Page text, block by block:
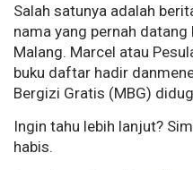
Salah satunya adalah
nama yang pernah datang
Malang. Marcel atau
buku daftar hadir
Bergizi Gratis (MBG)
Ingin tahu lebih lanjut?
habis.